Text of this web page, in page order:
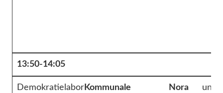
13:50-14:05
DemokratielaborKommunale
Nora
und